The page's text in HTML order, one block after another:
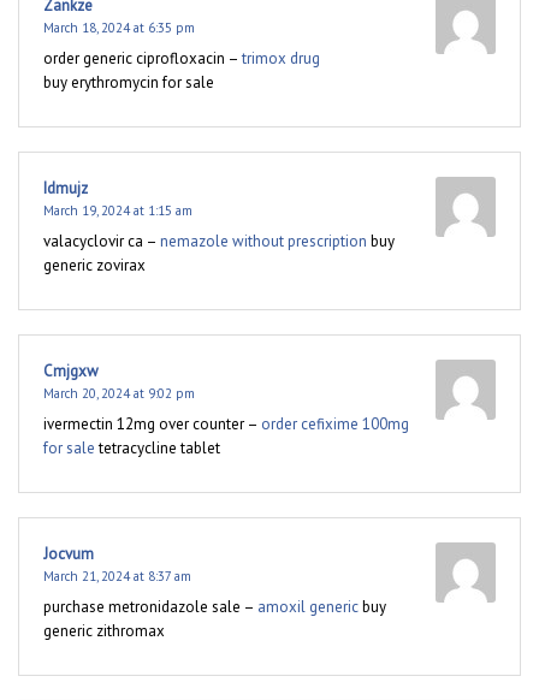
Zankze
March 18, 2024 at 6:35 pm
order generic ciprofloxacin –trimox drug
buy erythromycin for sale
Idmujz
March 19, 2024 at 1:15 am
valacyclovir ca – nemazole without prescription buy
generic zovirax
Cmjgxw
March 20, 2024 at 9:02 pm
ivermectin 12mg over counter – order cefixime 100mg
for saletetracycline tablet
Jocvum
March 21, 2024 at 8:37 am
purchase metronidazole sale – amoxil genericbuy
generic zithromax